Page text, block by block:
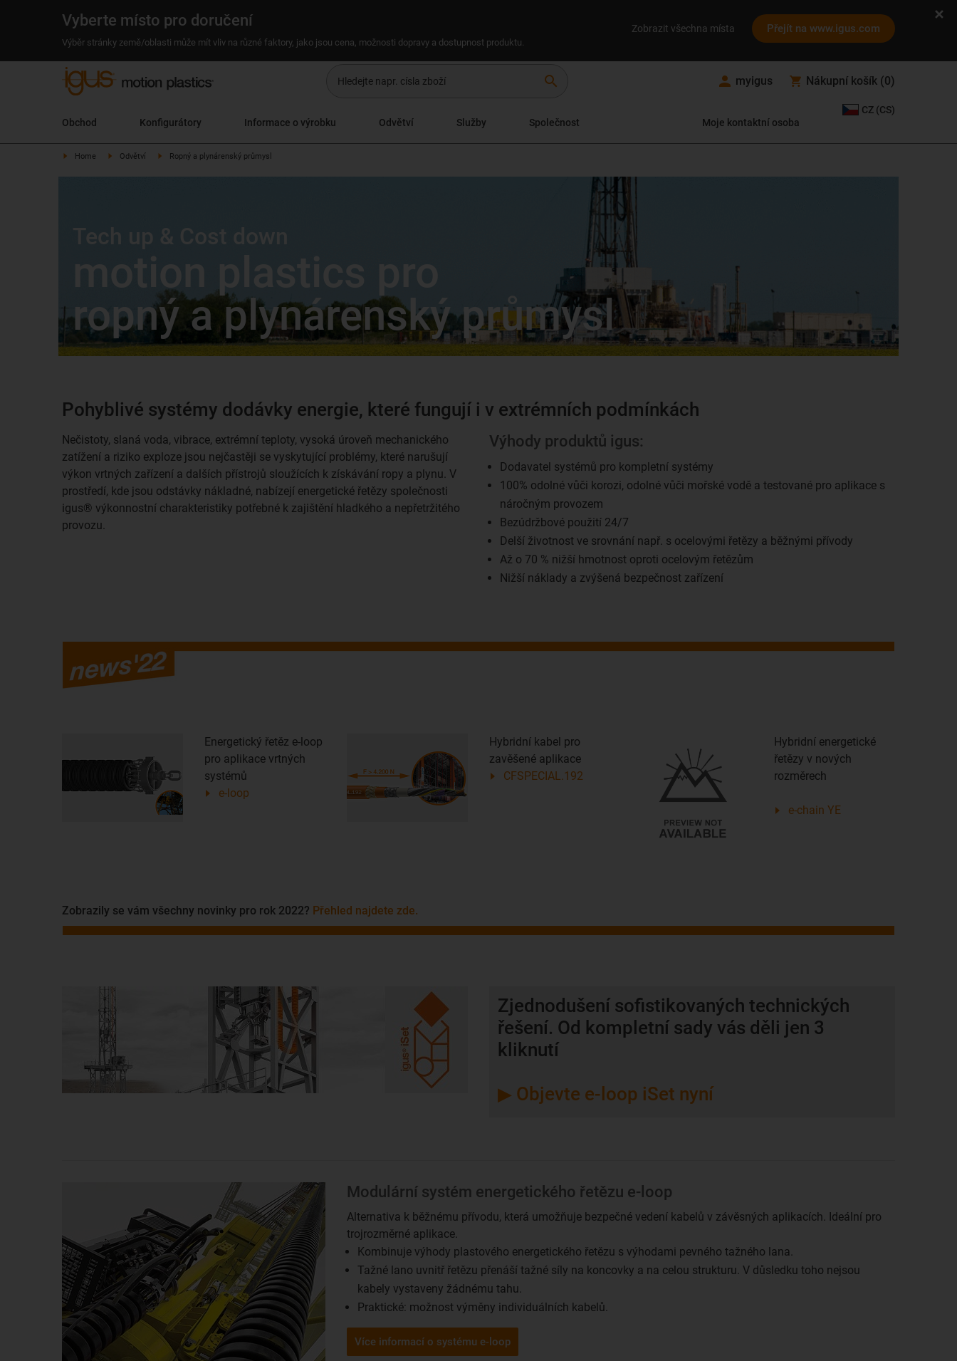
Vyberte místo pro doručení
Výběr stránky země/oblasti může mít vliv na různé faktory, jako jsou cena, možnosti dopravy a dostupnost produktu.
Zobrazit všechna místa Přejít na www.igus.com
search myigus Nákupní košík (0)
Obchod Konfigurátory Informace o výrobku Odvětví Služby Společnost Moje kontaktní osoba
CZ (CS)
Home Odvětví Ropný a plynárenský průmysl
Tech up & Cost down
ropný a plynárenský průmysl
Pohyblivé systémy dodávky energie, které fungují i v extrémních podmínkách
Nečistoty, slaná voda, vibrace, extrémní teploty, vysoká úroveň mechanického
zatížení a riziko exploze jsou nejčastěji se vyskytující problémy, které narušují
výkon vrtných zařízení a dalších přístrojů sloužících k získávání ropy a plynu. V
prostředí, kde jsou odstávky nákladné, nabízejí energetické řetězy společnosti
igus® výkonnostní charakteristiky potřebné k zajištění hladkého a nepřetržitého
provozu.
Výhody produktů igus:
Dodavatel systémů pro kompletní systémy
100% odolné vůči korozi, odolné vůči mořské vodě a testované pro aplikace s
náročným provozem
Bezúdržbové použití 24/7
Delší životnost ve srovnání např. s ocelovými řetězy a běžnými přívody
Až o 70 % nižší hmotnost oproti ocelovým řetězům
Nižší náklady a zvýšená bezpečnost zařízení
Energetický řetěz e-loop
pro aplikace vrtných
systémů
e-loop
Hybridní kabel pro
zavěšené aplikace
CFSPECIAL.192
Hybridní energetické
řetězy v nových
rozměrech
e-chain YE
Zobrazily se vám všechny novinky pro rok 2022? Přehled najdete zde.
Zjednodušení sofistikovaných technických
řešení. Od kompletní sady vás děli jen 3
kliknutí
▶ Objevte e-loop iSet nyní
Modulární systém energetického řetězu e-loop
Alternativa k běžnému přívodu, která umožňuje bezpečné vedení kabelů v závěsných aplikacích. Ideální pro
trojrozměrné aplikace.
Kombinuje výhody plastového energetického řetězu s výhodami pevného tažného lana.
Tažné lano uvnitř řetězu přenáší tažné síly na koncovky a na celou strukturu. V důsledku toho nejsou
kabely vystaveny žádnému tahu.
Praktické: možnost výměny individuálních kabelů.
Více informací o systému e-loop